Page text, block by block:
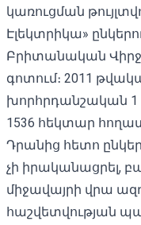
կառուցման
Էլեկտրիկա»
Բրիտանական
գոտում։ 2011
խորհրդանշական 1
1536 հեկտար
Դրանից հետո
չի իրականացրել,
միջավայրի վրա
հաշվետվության